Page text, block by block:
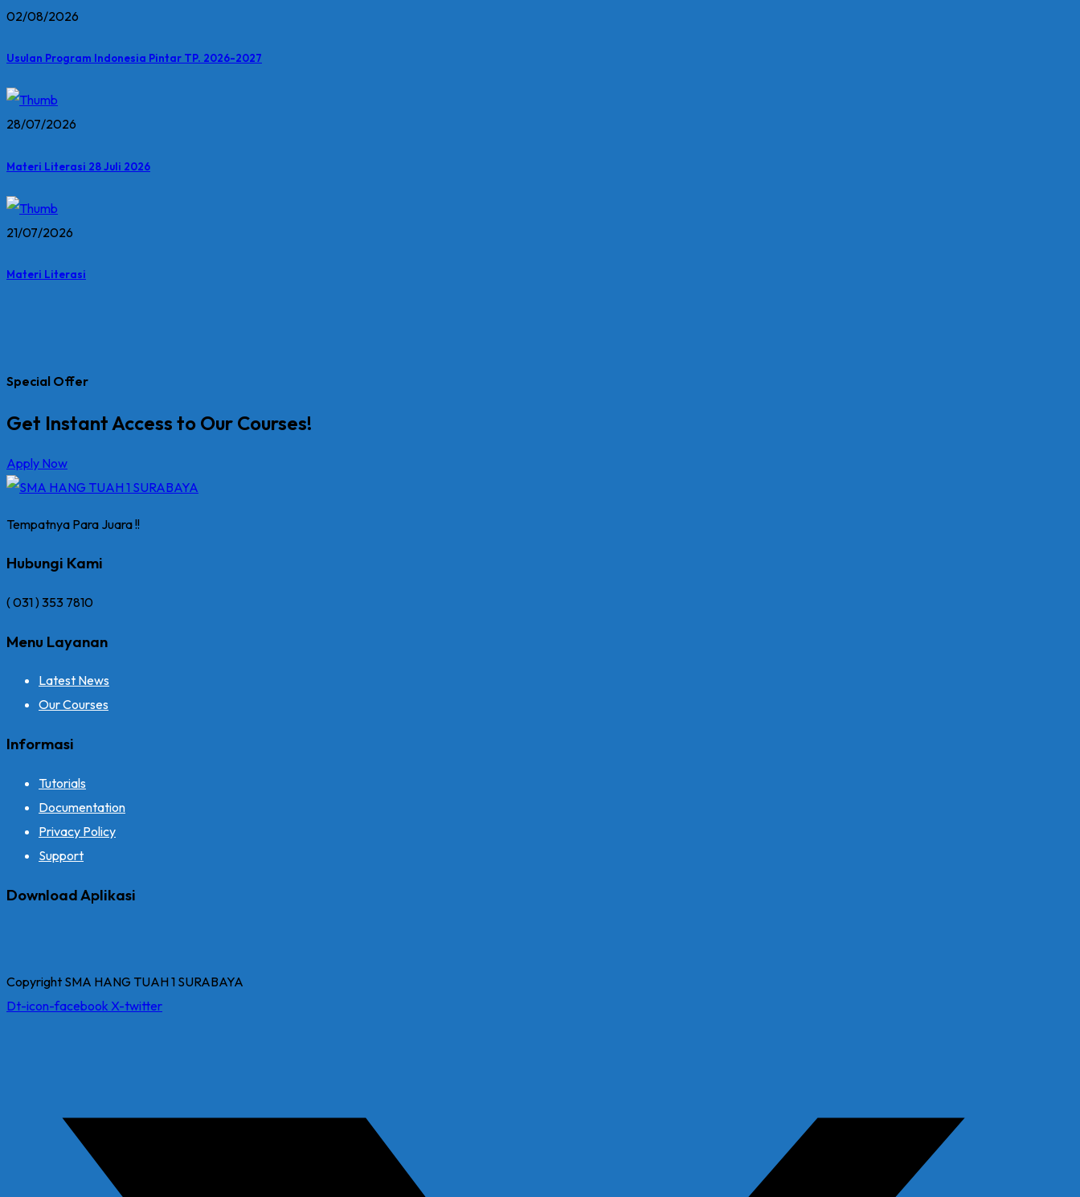
02/08/2026
Usulan Program Indonesia Pintar TP. 2026-2027
28/07/2026
Materi Literasi 28 Juli 2026
21/07/2026
Materi Literasi
Special Offer
Get Instant Access to Our Courses!
Apply Now
Tempatnya Para Juara !!
Hubungi Kami
( 031 ) 353 7810
Menu Layanan
Latest News
Our Courses
Informasi
Tutorials
Documentation
Privacy Policy
Support
Download Aplikasi
Copyright SMA HANG TUAH 1 SURABAYA
Dt-icon-facebook X-twitter